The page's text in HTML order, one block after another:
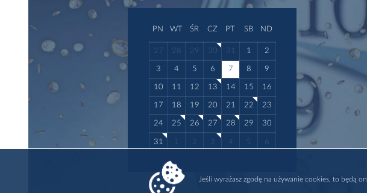
PN WT ŚR CZ PT SB ND
27 28 29 30 31 1 2
3 4 5 6 7 8 9
10 11 12 13 14 15 16
17 18 19 20 21 22 23
24 25 26 27 28 29 30
31 1 2 3 4 5 6
Jeśli wyrażasz zgodę na używanie cookies, to będą